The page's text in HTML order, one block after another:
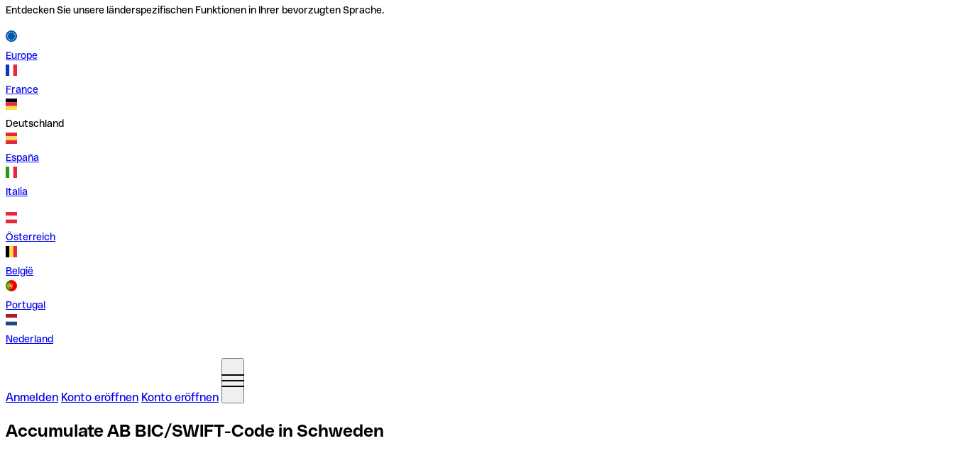
Entdecken Sie unsere länderspezifischen Funktionen in Ihrer bevorzugten Sprache.
Europe
France
Deutschland
España
Italia
Österreich
België
Portugal
Nederland
Anmelden Konto eröffnen Konto eröffnen
Accumulate AB BIC/SWIFT-Code in Schweden